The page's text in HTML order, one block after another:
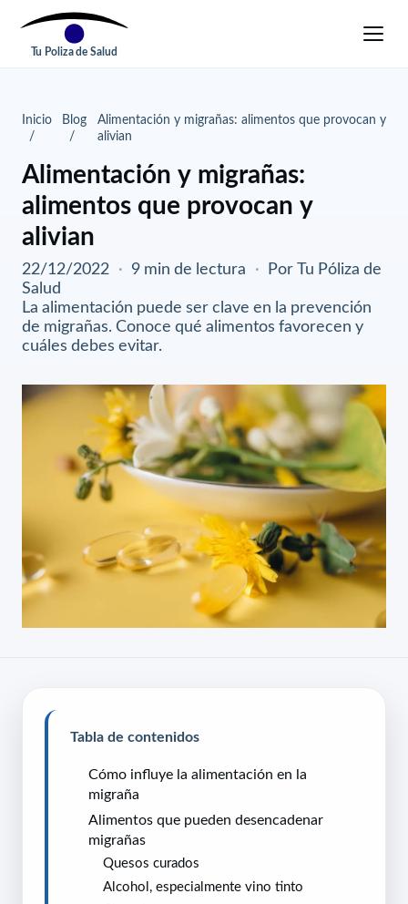
Tu Poliza de Salud
Inicio Blog
Alimentación y migrañas: alimentos que provocan y
alivian
Alimentación y migrañas:
alimentos que provocan y
alivian
22/12/2022 · 9 min de lectura ·
Por Tu Póliza de
Salud
La alimentación puede ser clave en la prevención
de migrañas. Conoce qué alimentos favorecen y
cuáles debes evitar.
Tabla de contenidos
Cómo influye la alimentación en la
migraña
Alimentos que pueden desencadenar
migrañas
Quesos curados
Alcohol, especialmente vino tinto